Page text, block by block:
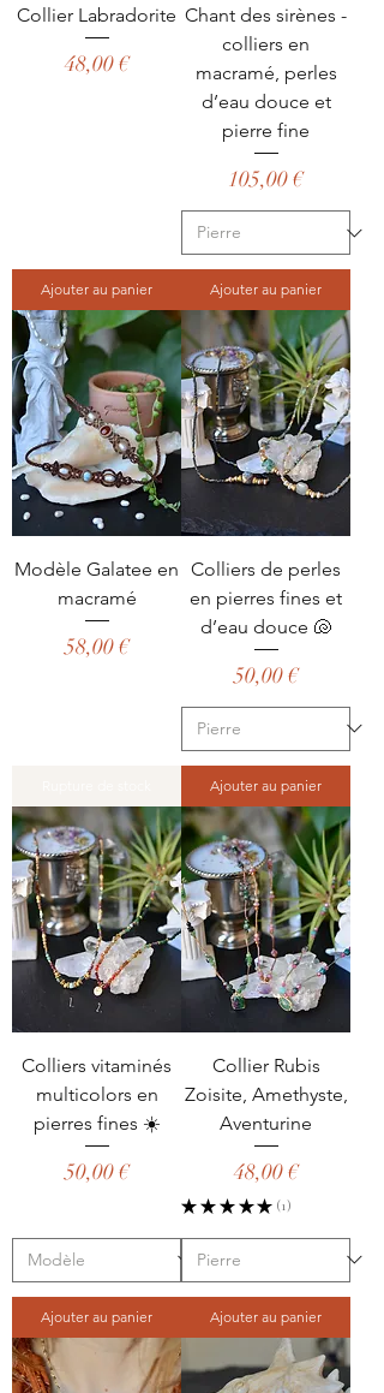
Collier Labradorite
Prix
48,00 €
Ajouter au panier
Chant des sirènes -
colliers en
macramé, perles
d’eau douce et
pierre fine
Prix
105,00 €
Ajouter au panier
Modèle Galatee en
macramé
Prix
58,00 €
Colliers de perles
en pierres fines et
d’eau douce 🐚
Prix
50,00 €
Ajouter au panier
Colliers vitaminés
multicolors en
pierres fines ☀️
Prix
50,00 €
Ajouter au panier
Collier Rubis
Zoisite, Amethyste,
Aventurine
Prix
48,00 €
★ ★ ★ ★ ★ 1
1
Ajouter au panier